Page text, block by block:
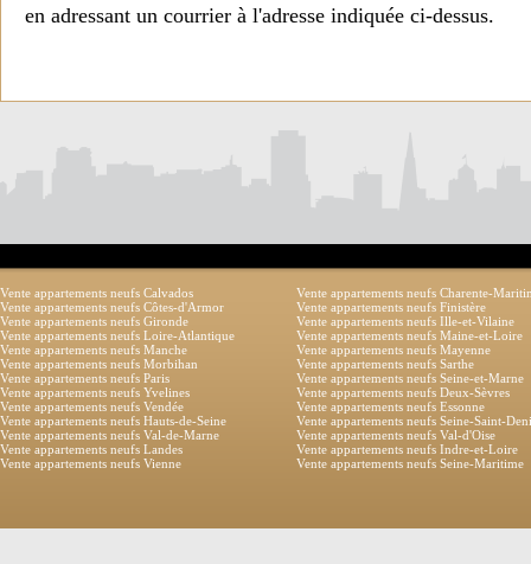
en adressant un courrier à l'adresse indiquée ci-dessus.
Vente appartements neufs Calvados
Vente appartements neufs Charente-
Vente appartements neufs Côtes-d'Armor
Vente appartements neufs Finistère
Vente appartements neufs Gironde
Vente appartements neufs Ille-et-Vilaine
Vente appartements neufs Loire-Atlantique
Vente appartements neufs Maine-et-Loire
Vente appartements neufs Manche
Vente appartements neufs Mayenne
Vente appartements neufs Morbihan
Vente appartements neufs Sarthe
Vente appartements neufs Paris
Vente appartements neufs Seine-et-Marne
Vente appartements neufs Yvelines
Vente appartements neufs Deux-Sèvres
Vente appartements neufs Vendée
Vente appartements neufs Essonne
Vente appartements neufs Hauts-de-Seine
Vente appartements neufs Seine-Saint-
Vente appartements neufs Val-de-Marne
Vente appartements neufs Val-d'Oise
Vente appartements neufs Landes
Vente appartements neufs Indre-et-Loire
Vente appartements neufs Vienne
Vente appartements neufs Seine-Maritime